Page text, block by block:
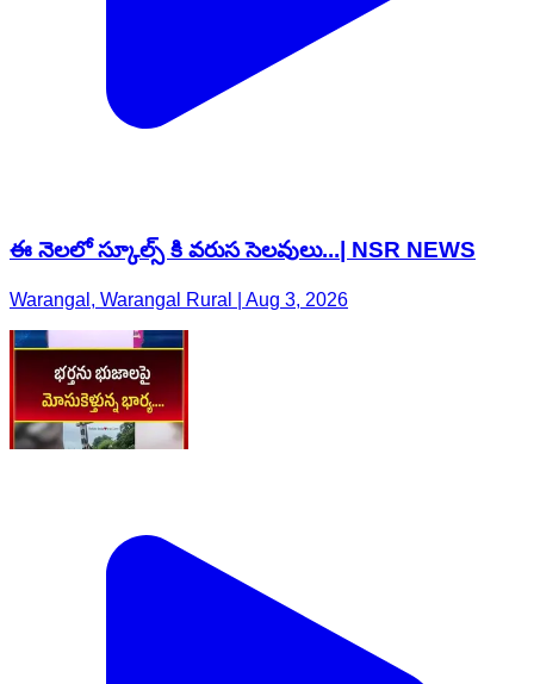
ఈ నెలలో స్కూల్స్ కి వరుస సెలవులు...| NSR NEWS
Warangal, Warangal Rural | Aug 3, 2026